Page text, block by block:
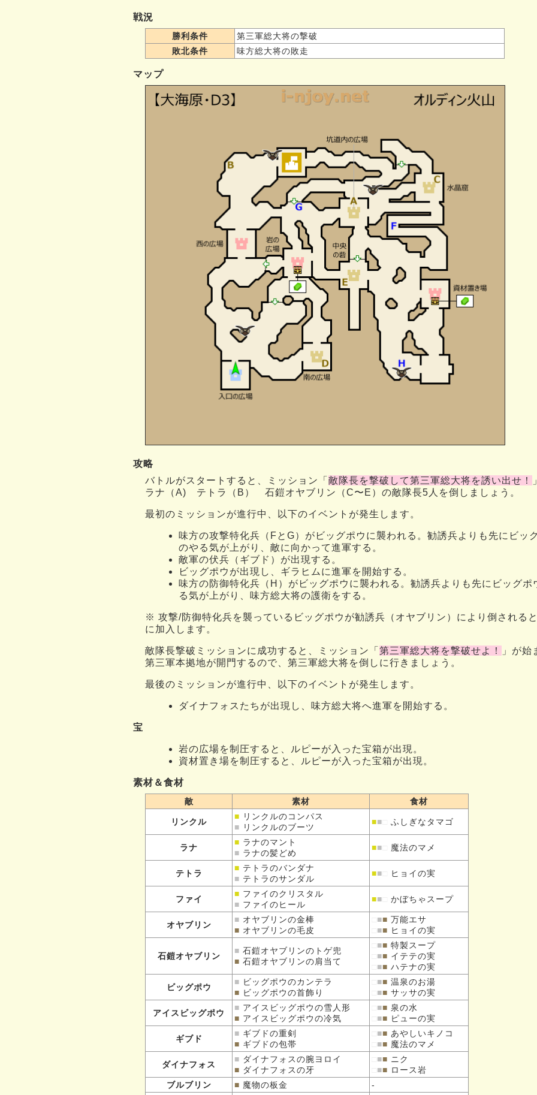
戦況
勝利条件
第三軍総大将の撃破
敗北条件
味方総大将の敗走
マップ
攻略
バトルがスタートすると、ミッション「 敵隊長を撃破して第三軍総大将を誘い出せ！
ラナ（A) テトラ（B） 石鎧オヤブリン（C〜E）の敵隊長5人を倒しましょう。
最初のミッションが進行中、以下のイベントが発生します。
味方の攻撃特化兵（FとG）がビッグポウに襲われる。勧誘兵よりも先にビッ
のやる気が上がり、敵に向かって進軍する。
敵軍の伏兵（ギブド）が出現する。
ビッグポウが出現し、ギラヒムに進軍を開始する。
味方の防御特化兵（H）がビッグポウに襲われる。勧誘兵よりも先にビッグ
る気が上がり、味方総大将の護衛をする。
※ 攻撃/防御特化兵を襲っているビッグポウが勧誘兵（オヤブリン）により倒される
に加入します。
敵隊長撃破ミッションに成功すると、ミッション「 第三軍総大将を撃破せよ！
」が始
第三軍本拠地が開門するので、第三軍総大将を倒しに行きましょう。
最後のミッションが進行中、以下のイベントが発生します。
ダイナフォスたちが出現し、味方総大将へ進軍を開始する。
宝
岩の広場を制圧すると、ルピーが入った宝箱が出現。
資材置き場を制圧すると、ルピーが入った宝箱が出現。
素材＆食材
敵 素材 食材
リンクル
■ リンクルのコンパス
■ リンクルのブーツ
■■ ふしぎなタマゴ
ラナ
■ ラナのマント
■ ラナの髪どめ
■■ 魔法のマメ
テトラ
■ テトラのバンダナ
■ テトラのサンダル
■■ ヒョイの実
ファイ
■ ファイのクリスタル
■ ファイのヒール
■■ かぼちゃスープ
オヤブリン
■ オヤブリンの金棒
■ オヤブリンの毛皮
■■ 万能エサ
■■ ヒョイの実
石鎧オヤブリン
■ 石鎧オヤブリンの トゲ兜
■ 石鎧オヤブリンの肩当て
■■ 特製スープ
■■ イテテの実
■■ ハテナの実
ビッグポウ
■ ビッグポウのカンテラ
■ ビッグポウの首飾り
■■ 温泉のお湯
■■ サッサの実
アイスビッグポウ
■ アイスビッグポウの雪人形
■ アイスビッグポウの冷気
■■ 泉の水
■■ ピューの実
ギブド
■ ギブドの重剣
■ ギブドの包帯
■■ あやしいキノコ
■■ 魔法のマメ
ダイナフォス
■ ダイナフォスの腕ヨロイ
■ ダイナフォスの牙
■■ ニク
■■ ロース岩
ブルブリン
■ 魔物の板金
-